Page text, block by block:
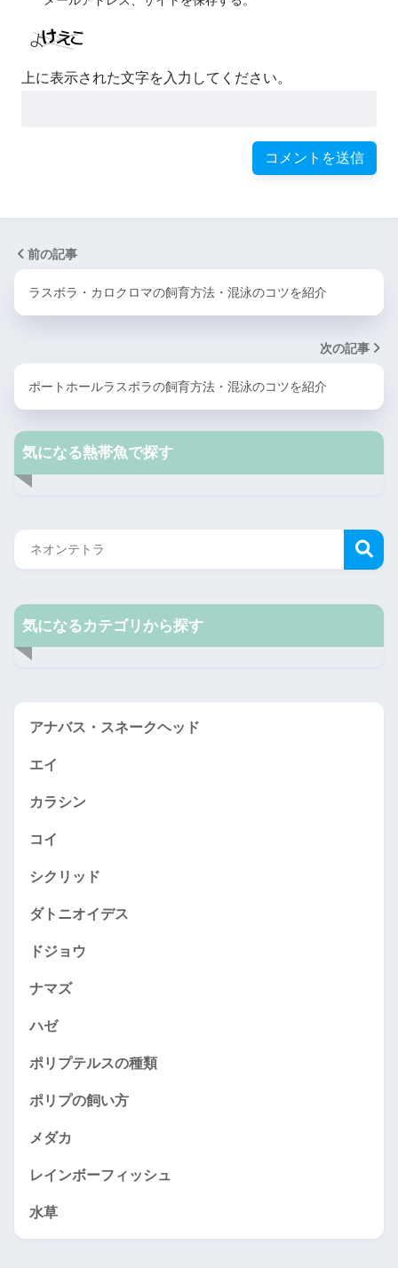
上に表示された文字を入力してください。
前の記事
ラスボラ・カロクロマの飼育方法・混泳のコツを紹介
次の記事
ポートホールラスボラの飼育方法・混泳のコツを紹介
気になる熱帯魚で探す
気になるカテゴリから探す
アナバス・スネークヘッド
エイ
カラシン
コイ
シクリッド
ダトニオイデス
ドジョウ
ナマズ
ハゼ
ポリプテルスの種類
ポリプの飼い方
メダカ
レインボーフィッシュ
水草